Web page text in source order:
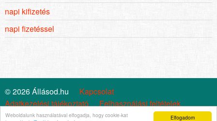
Elfogadom
Weboldalunk használatával elfogadja, hogy cookie-kat
napi kifizetés
napi fizetéssel
© 2026 Állásod.hu
Kapcsolat
Adatkezelési tájékoztató
Felhasználási feltételek
Cookie szabályzat
Impresszum Állástrend